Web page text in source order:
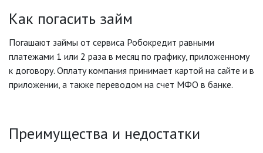
Как погасить займ
Погашают займы от сервиса Робокредит равными
платежами 1 или 2 раза в месяц по графику, приложенному
к договору. Оплату компания принимает картой на сайте и в
приложении, а также переводом на счет МФО в банке.
Преимущества и недостатки